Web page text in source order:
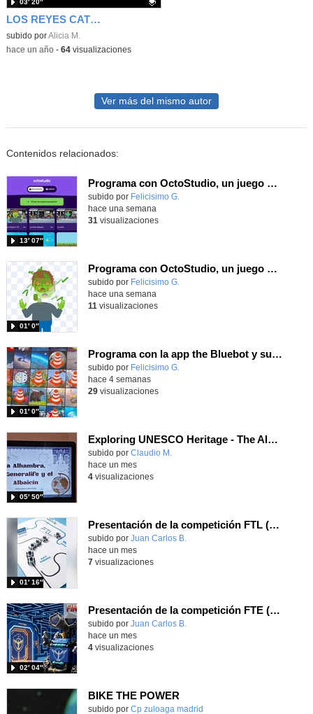
LOS REYES CATÓLICOS
Contenido educativo.
subido porAlicia M.
03′ 20″
-hace un año- 64visualizaciones
Ver más del mismo autor
Contenidos relacionados:
Programa con OctoStudio, un juego de disparos contra Zombies con un cargador basado en el House of the dead
Contenido educativo.
subido por Felicisimo G.
13′ 07″
hace una semana
31 visualizaciones
Programa con OctoStudio, un juego homenajeando al House of the dead con Zombies
Contenido educativo.
subido por Felicisimo G.
01′ 0″
hace una semana
11 visualizaciones
Programa con la app the Bluebot y supera los retos usando las tarjetas
Contenido educativo.
subido por Felicisimo G.
01′ 0″
hace 4 semanas
29visualizaciones
Exploring UNESCO Heritage - The Alhambra
Contenido educativo.
subido por Claudio M.
05′ 50″
hace un mes
4visualizaciones
Presentación de la competición FTL (Follow the Line) del Juan Pablo II de Parla
Contenido educativo.
subido por Juan Carlos B.
01′ 16″
hace un mes
7visualizaciones
Presentación de la competición FTE (Find tje Exit) del Juan Pablo II de Parla
Contenido educativo.
subido por Juan Carlos B.
02′ 04″
hace un mes
4visualizaciones
BIKE THE POWER
Contenido educativo.
subido por Cp zuloaga madrid